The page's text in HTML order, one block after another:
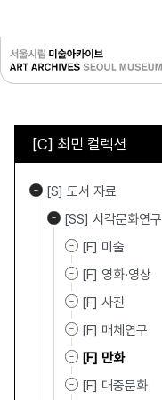
[C] 최민 컬렉션
[S] 도서 자료
[SS] 시각문화연구
[F] 미술
[F] 영화·영상
[F] 사진
[F] 매체연구
[F] 만화
[F] 대중문화